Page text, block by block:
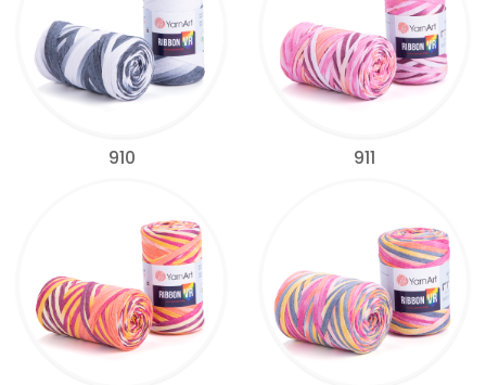
910 911